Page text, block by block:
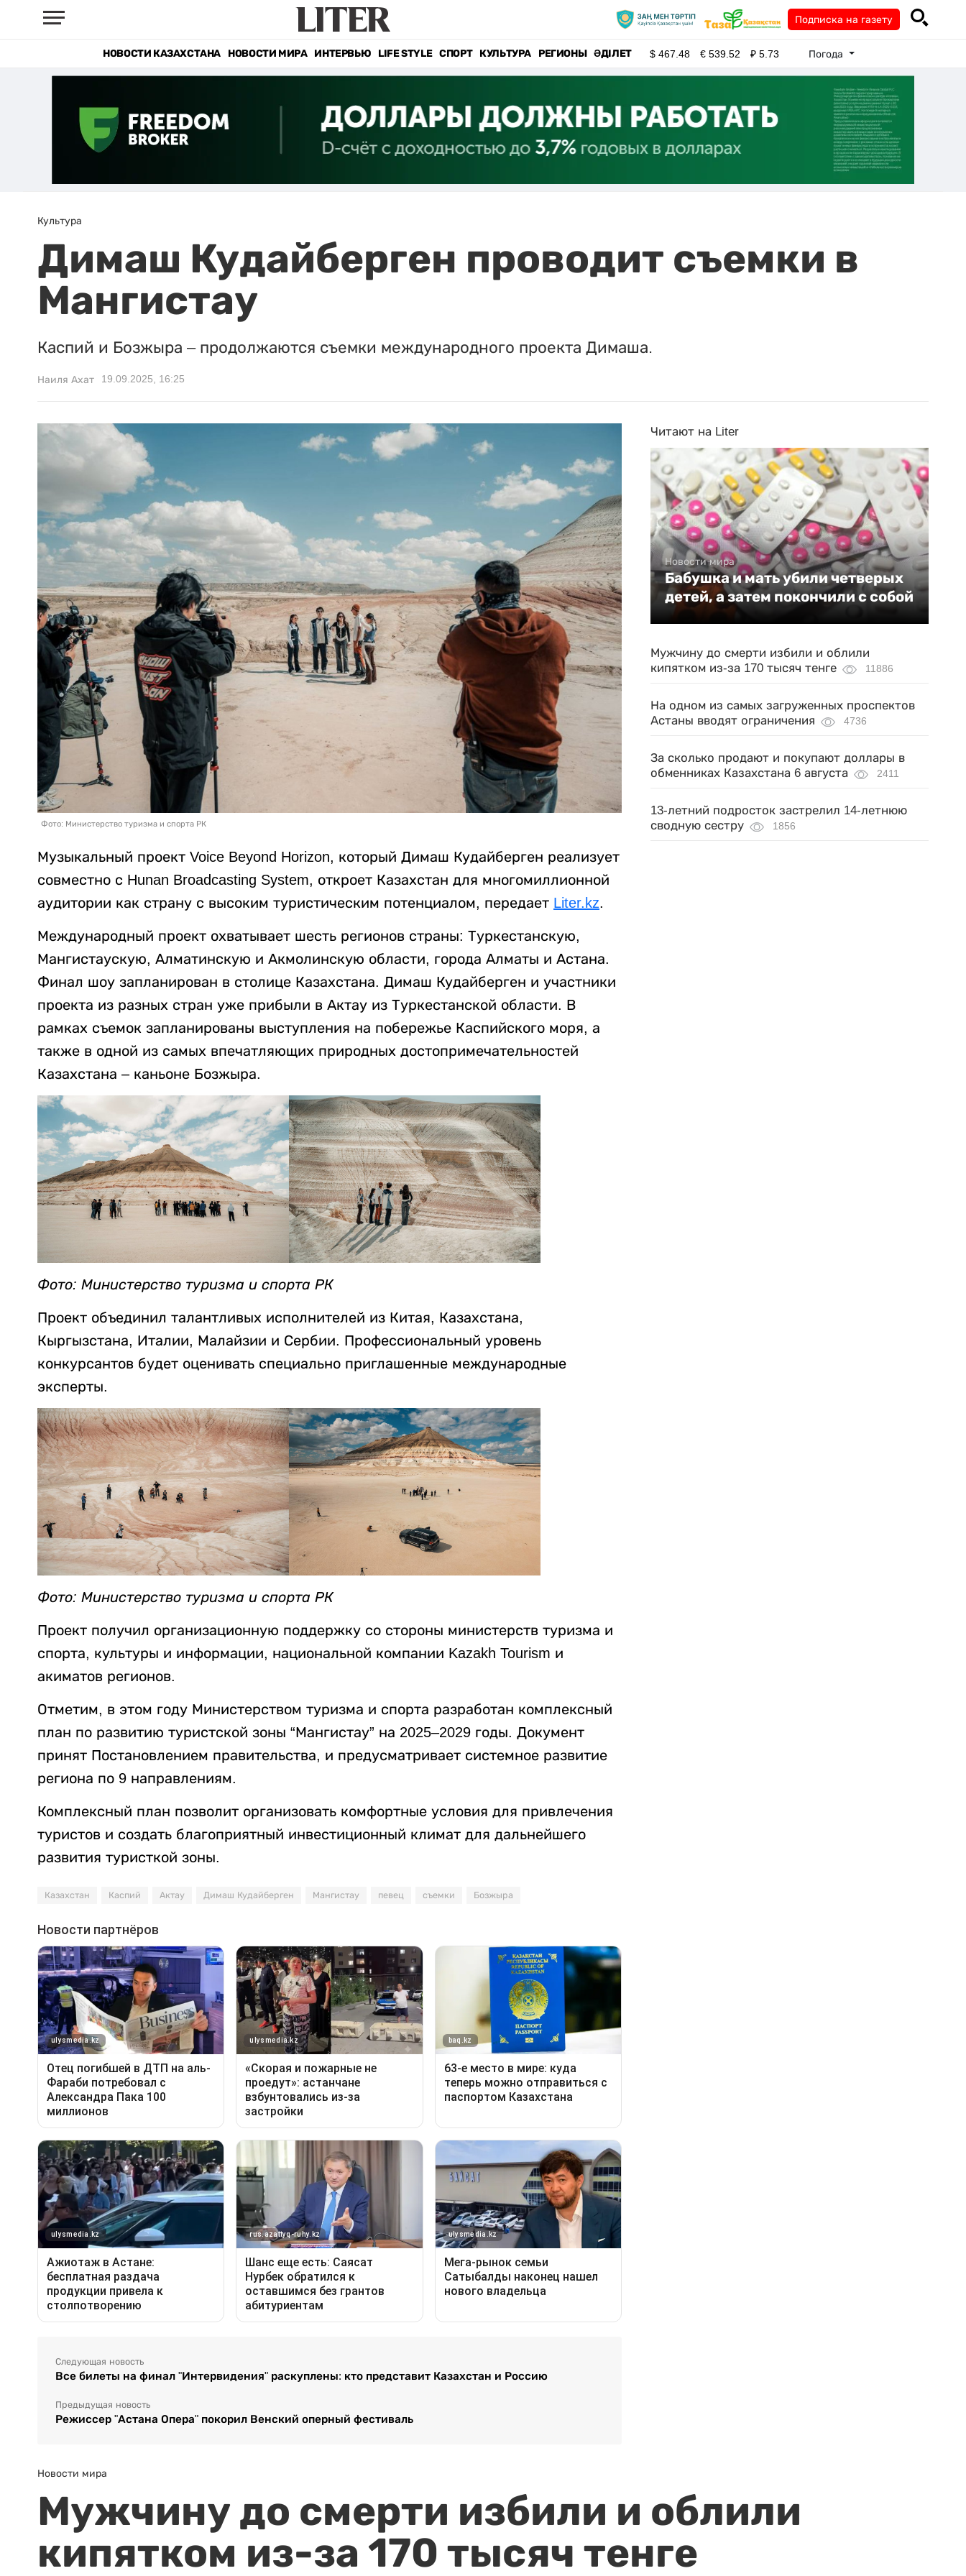
Подписка на газету
НОВОСТИ КАЗАХСТАНА НОВОСТИ МИРА ИНТЕРВЬЮ LIFE STYLE СПОРТ КУЛЬТУРА РЕГИОНЫ ӘДІЛЕТ $467.48 €539.52 ₽5.73 Погода
Культура
Димаш Кудайберген проводит съемки в
Мангистау
Каспий и Бозжыра – продолжаются съемки международного проекта Димаша.
Наиля Ахат 19.09.2025, 16:25
Фото: Министерство туризма и спорта РК
Музыкальный проект Voice Beyond Horizon, который Димаш Кудайберген реализует
совместно с Hunan Broadcasting System, откроет Казахстан для многомиллионной
аудитории как страну с высоким туристическим потенциалом, передает Liter.kz.
Международный проект охватывает шесть регионов страны: Туркестанскую,
Мангистаускую, Алматинскую и Акмолинскую области, города Алматы и Астана.
Финал шоу запланирован в столице Казахстана. Димаш Кудайберген и участники
проекта из разных стран уже прибыли в Актау из Туркестанской области. В
рамках съемок запланированы выступления на побережье Каспийского моря, а
также в одной из самых впечатляющих природных достопримечательностей
Казахстана – каньоне Бозжыра.
Фото: Министерство туризма и спорта РК
Проект объединил талантливых исполнителей из Китая, Казахстана,
Кыргызстана, Италии, Малайзии и Сербии. Профессиональный уровень
конкурсантов будет оценивать специально приглашенные международные
эксперты.
Фото: Министерство туризма и спорта РК
Проект получил организационную поддержку со стороны министерств туризма и
спорта, культуры и информации, национальной компании Kazakh Tourism и
акиматов регионов.
Отметим, в этом году Министерством туризма и спорта разработан комплексный
план по развитию туристской зоны “Мангистау” на 2025–2029 годы. Документ
принят Постановлением правительства, и предусматривает системное развитие
региона по 9 направлениям.
Комплексный план позволит организовать комфортные условия для привлечения
туристов и создать благоприятный инвестиционный климат для дальнейшего
развития туристкой зоны.
Казахстан Каспий Актау Димаш Кудайберген Мангистау певец съемки Бозжыра
Следующая новость
Все билеты на финал "Интервидения" раскуплены: кто представит Казахстан и Россию
Предыдущая новость
Режиссер "Астана Опера" покорил Венский оперный фестиваль
Читают на Liter
Новости мира
Бабушка и мать убили четверых
детей, а затем покончили с собой
Мужчину до смерти избили и облили
кипятком из-за 170 тысяч тенге
11886
На одном из самых загруженных проспектов
Астаны вводят ограничения
4736
За сколько продают и покупают доллары в
обменниках Казахстана 6 августа
2411
13-летний подросток застрелил 14-летнюю
сводную сестру
1856
Новости мира
Мужчину до смерти избили и облили
кипятком из-за 170 тысяч тенге